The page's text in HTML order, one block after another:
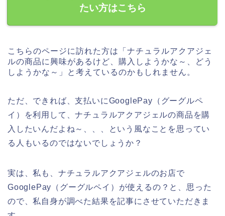
たい方はこちら
こちらのページに訪れた方は「ナチュラルアクアジェ
ルの商品に興味があるけど、購入しようかな～、どう
しようかな～」と考えているのかもしれません。
ただ、できれば、支払いにGooglePay（グーグルペ
イ）を利用して、ナチュラルアクアジェルの商品を購
入したいんだよね～、、、という風なことを思ってい
る人もいるのではないでしょうか？
実は、私も、ナチュラルアクアジェルのお店で
GooglePay（グーグルペイ）が使えるの？と、思った
ので、私自身が調べた結果を記事にさせていただきま